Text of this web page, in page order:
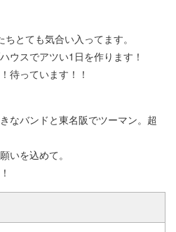
とても気合い入ってます。
ウスでアツい1日を作ります！
待っています！！
なバンドと東名阪でツーマン。超
いを込めて。